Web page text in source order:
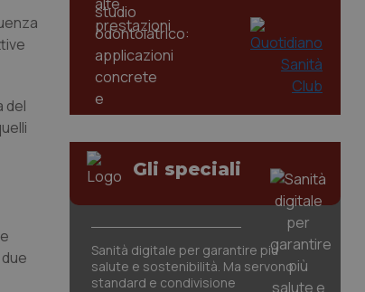
del
Gli speciali
Sanità digitale per garantire più
salute e sostenibilità. Ma servono
standard e condivisione